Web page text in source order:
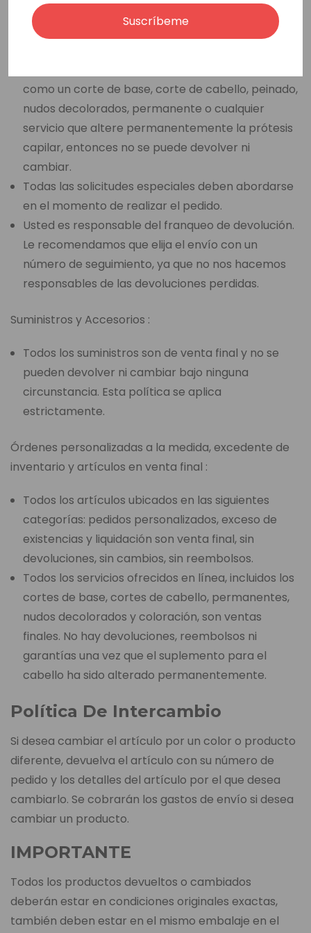
reposición de 15,00 € o más por artículo si el
artículo devuelto no está en su estado y embalaje
como un corte de base, corte de cabello, peinado,
nudos decolorados, permanente o cualquier
servicio que altere permanentemente la prótesis
capilar, entonces no se puede devolver ni
cambiar.
Todas las solicitudes especiales deben abordarse
en el momento de realizar el pedido.
Usted es responsable del franqueo de devolución.
Le recomendamos que elija el envío con un
número de seguimiento, ya que no nos hacemos
responsables de las devoluciones perdidas.
Suministros y Accesorios :
Todos los suministros son de venta final y no se
pueden devolver ni cambiar bajo ninguna
circunstancia. Esta política se aplica
estrictamente.
Órdenes personalizadas a la medida, excedente de
inventario y artículos en venta final :
Todos los artículos ubicados en las siguientes
categorías: pedidos personalizados, exceso de
existencias y liquidación son venta final, sin
devoluciones, sin cambios, sin reembolsos.
Todos los servicios ofrecidos en línea, incluidos los
cortes de base, cortes de cabello, permanentes,
nudos decolorados y coloración, son ventas
finales. No hay devoluciones, reembolsos ni
garantías una vez que el suplemento para el
cabello ha sido alterado permanentemente.
Política De Intercambio
Si desea cambiar el artículo por un color o producto
diferente, devuelva el artículo con su número de
pedido y los detalles del artículo por el que desea
cambiarlo. Se cobrarán los gastos de envío si desea
cambiar un producto.
IMPORTANTE
Todos los productos devueltos o cambiados
deberán estar en condiciones originales exactas,
también deben estar en el mismo embalaje en el
Suscríbeme